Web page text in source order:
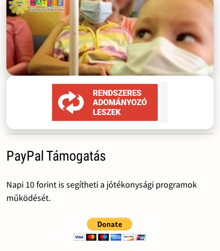
PayPal Támogatás
Napi 10 forint is segítheti a jótékonysági programok
működését.